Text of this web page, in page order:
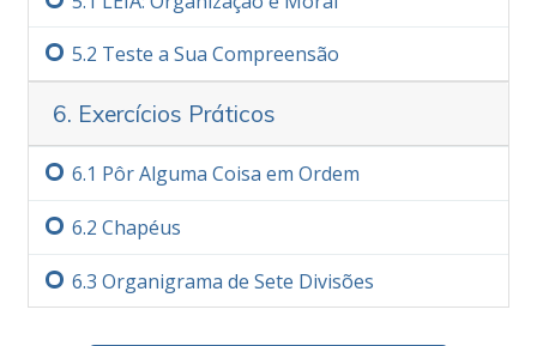
Teste a Sua Compreensão
6. Exercícios Práticos
Pôr Alguma Coisa em Ordem
Chapéus
Organigrama de Sete Divisões